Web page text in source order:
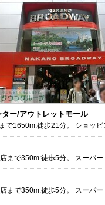
ー/アウトレットモール
で1650m:徒歩21分。 ショッピ
まで350m:徒歩5分。 スーパー
まで350m:徒歩5分。 スーパー